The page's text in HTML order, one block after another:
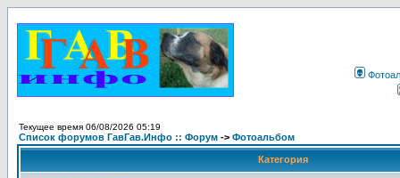
Текущее время 06/08/2026 05:19
Список форумов ГавГав.Инфо :: Форум -> Фотоальбом
Категория